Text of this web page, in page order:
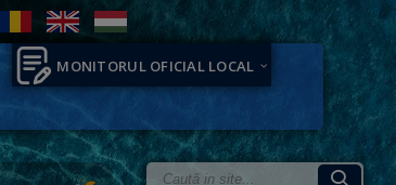
MONITORUL OFICIAL LOCAL